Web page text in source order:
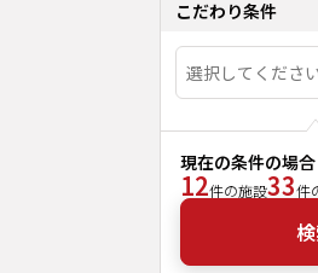
こだわり条件
現在の条件の場合
12件の施設33件